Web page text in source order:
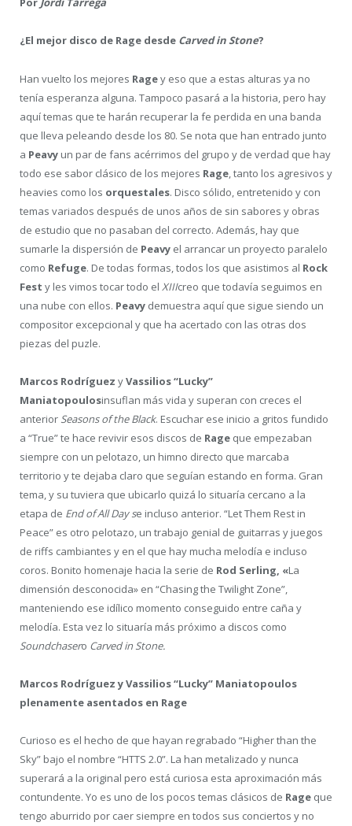
¿El mejor disco de Rage desde Carved in Stone?
Han vuelto los mejores Ragey eso que a estas alturas ya no
tenía esperanza alguna. Tampoco pasará a la historia, pero hay
aquí temas que te harán recuperar la fe perdida en una banda
que lleva peleando desde los 80. Se nota que han entrado junto
a Peavy un par de fans acérrimos del grupo y de verdad que hay
todo ese sabor clásico de los mejores Rage , tanto los agresivos y
heavies como los orquestales. Disco sólido, entretenido y con
temas variados después de unos años de sin sabores y obras
de estudio que no pasaban del correcto. Además, hay que
sumarle la dispersión de Peavy el arrancar un proyecto paralelo
como Refuge. De todas formas, todos los que asistimos al Rock
Fest y les vimos tocar todo el XIIIcreo que todavía seguimos en
una nube con ellos. Peavy demuestra aquí que sigue siendo un
compositor excepcional y que ha acertado con las otras dos
piezas del puzle.
Marcos Rodríguez yVassilios “Lucky”
Maniatopoulosinsuflan más vida y superan con creces el
anterior Seasons of the Black. Escuchar ese inicio a gritos fundido
a “True” te hace revivir esos discos de Rage que empezaban
siempre con un pelotazo, un himno directo que marcaba
territorio y te dejaba claro que seguían estando en forma. Gran
tema, y su tuviera que ubicarlo quizá lo situaría cercano a la
etapa de End of All Day se incluso anterior. “Let Them Rest in
Peace” es otro pelotazo, un trabajo genial de guitarras y juegos
de riffs cambiantes y en el que hay mucha melodía e incluso
coros. Bonito homenaje hacia la serie de Rod Serling, «La
dimensión desconocida» en “Chasing the Twilight Zone”,
manteniendo ese idílico momento conseguido entre caña y
melodía. Esta vez lo situaría más próximo a discos como
Soundchasero Carved in Stone.
Marcos RodríguezyVassilios “Lucky” Maniatopoulos
plenamente asentados en Rage
Curioso es el hecho de que hayan regrabado “Higher than the
Sky” bajo el nombre “HTTS 2.0”. La han metalizado y nunca
superará a la original pero está curiosa esta aproximación más
contundente. Yo es uno de los pocos temas clásicos de Rage que
tengo aburrido por caer siempre en todos sus conciertos y no